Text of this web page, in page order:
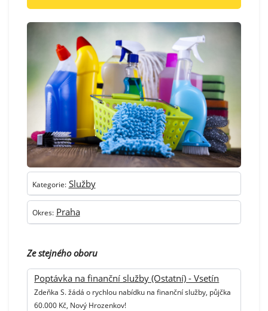
Kategorie: Služby
Okres: Praha
Ze stejného oboru
Poptávka na finanční služby (Ostatní) - Vsetín
Zdeňka S. žádá o rychlou nabídku na finanční služby, půjčka
60.000 Kč, Nový Hrozenkov!